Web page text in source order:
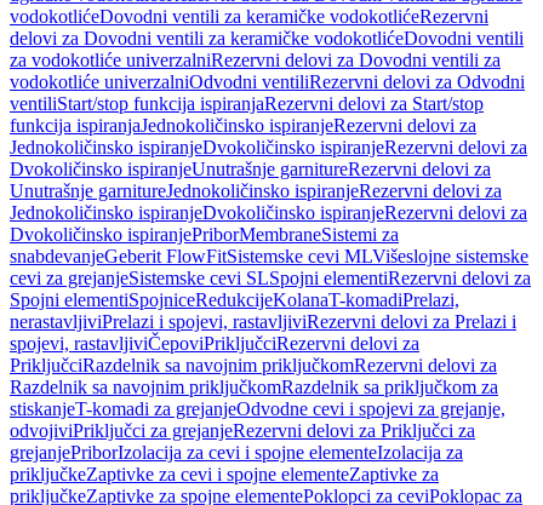
vodokotlićeDovodni ventili za keramičke vodokotlićeRezervni
delovi za Dovodni ventili za keramičke vodokotlićeDovodni ventili
za vodokotliće univerzalniRezervni delovi za Dovodni ventili za
vodokotliće univerzalniOdvodni ventiliRezervni delovi za Odvodni
ventiliStart/stop funkcija ispiranjaRezervni delovi za Start/stop
funkcija ispiranjaJednokoličinsko ispiranjeRezervni delovi za
Jednokoličinsko ispiranjeDvokoličinsko ispiranjeRezervni delovi za
Dvokoličinsko ispiranjeUnutrašnje garnitureRezervni delovi za
Unutrašnje garnitureJednokoličinsko ispiranjeRezervni delovi za
Jednokoličinsko ispiranjeDvokoličinsko ispiranjeRezervni delovi za
Dvokoličinsko ispiranjePriborMembraneSistemi za
snabdevanjeGeberit FlowFitSistemske cevi MLVišeslojne sistemske
cevi za grejanjeSistemske cevi SLSpojni elementiRezervni delovi za
Spojni elementiSpojniceRedukcijeKolanaT-komadiPrelazi,
nerastavljiviPrelazi i spojevi, rastavljiviRezervni delovi za Prelazi i
spojevi, rastavljiviČepoviPriključciRezervni delovi za
PriključciRazdelnik sa navojnim priključkomRezervni delovi za
Razdelnik sa navojnim priključkomRazdelnik sa priključkom za
stiskanjeT-komadi za grejanjeOdvodne cevi i spojevi za grejanje,
odvojiviPriključci za grejanjeRezervni delovi za Priključci za
grejanjePriborIzolacija za cevi i spojne elementeIzolacija za
priključkeZaptivke za cevi i spojne elementeZaptivke za
priključkeZaptivke za spojne elementePoklopci za ceviPoklopac za